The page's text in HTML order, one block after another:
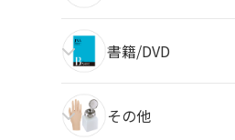
書籍/DVD
その他